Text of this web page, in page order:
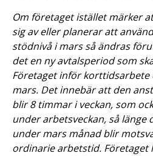
Om företaget istället märker
sig av eller planerar att
stödnivå i mars så ändras
det en ny avtalsperiod som
Företaget inför
mars. Det innebär att den
blir 8 timmar i veckan, som
under arbetsveckan, så
under mars månad blir
ordinarie arbetstid. Företaget